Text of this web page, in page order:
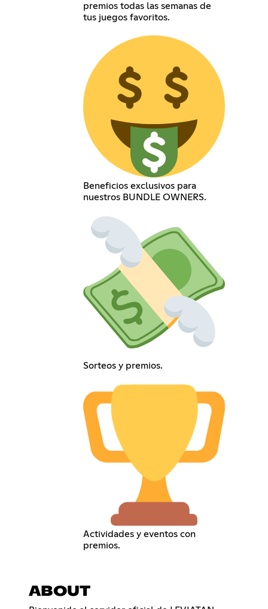
premios todas las semanas de
tus juegos favoritos.
Beneficios exclusivos para
nuestros BUNDLE OWNERS.
Sorteos y premios.
Actividades y eventos con
premios.
ABOUT